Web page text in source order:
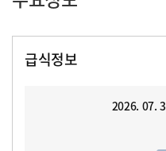
급식정보
2026. 07.